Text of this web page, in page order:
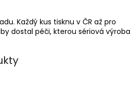
Každý kus tisknu v ČR až pro
dostal péči, kterou sériová výroba